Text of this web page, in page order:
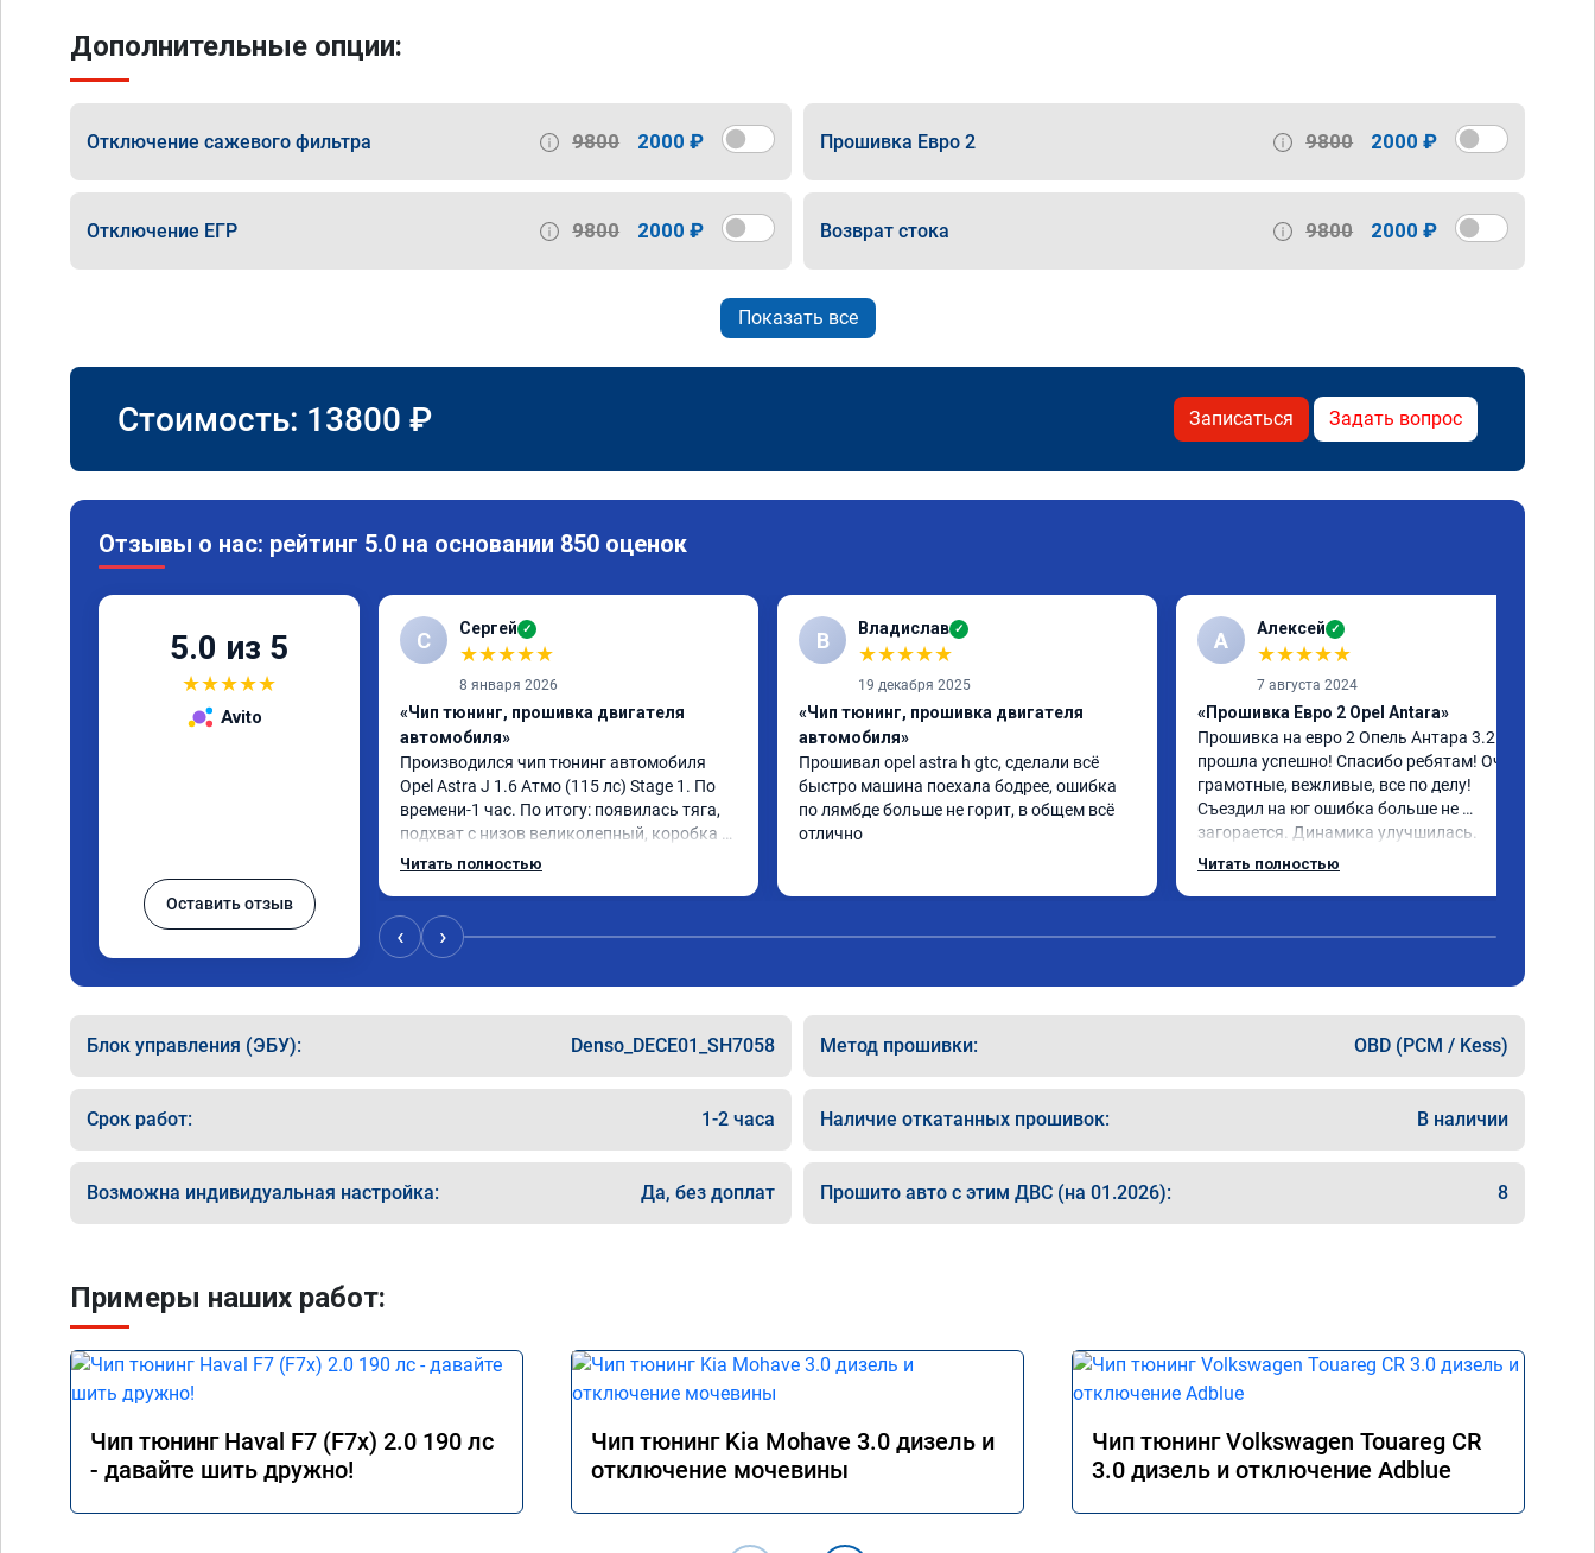
Дополнительные опции:
Отключение сажевого фильтра 9800 2000 ₽ Прошивка Евро 2 9800 2000 ₽
Отключение ЕГР 9800 2000 ₽ Возврат стока 9800 2000 ₽
Показать все
Стоимость: 13800 ₽ Записаться Задать вопрос
Отзывы о нас: рейтинг 5.0 на основании 850 оценок
5.0 из 5
★★★★★
Avito
Оставить отзыв
С Сергей ✓
★★★★★
8 января 2026
«Чип тюнинг, прошивка двигателя
автомобиля»
Производился чип тюнинг автомобиля
Opel Astra J 1.6 Атмо (115 лс) Stage 1. По
времени-1 час. По итогу: появилась тяга,
подхват с низов великолепный, коробка
стала работать плавнее. На трассе
Вообщем доволен как слон )))
Рекомендую компанию!
Читать полностью
В Владислав ✓
★★★★★
19 декабря 2025
«Чип тюнинг, прошивка двигателя
автомобиля»
Прошивал opel astra h gtc, сделали всё
быстро машина поехала бодрее, ошибка
по лямбде больше не горит, в общем всё
отлично
А Алексей ✓
★★★★★
7 августа 2024
«Прошивка Евро 2 Opel Antara»
Прошивка на евро 2 Опель Антара 3.2
прошла успешно! Спасибо ребятам! Очень
грамотные, вежливые, все по делу!
Съездил на юг ошибка больше не
загорается. Динамика улучшилась.
Советую данный сервис. Ещё раз
Читать полностью
‹ ›
Блок управления (ЭБУ): Denso_DECE01_SH7058 Метод прошивки: OBD (PCM / Kess)
Срок работ: 1-2 часа Наличие откатанных прошивок: В наличии
Возможна индивидуальная настройка: Да, без доплат Прошито авто с этим ДВС (на 01.2026): 8
Примеры наших работ:
Чип тюнинг Haval F7 (F7x) 2.0 190 лс
- давайте шить дружно!
Чип тюнинг Kia Mohave 3.0 дизель и
отключение мочевины
Чип тюнинг Volkswagen Touareg CR
3.0 дизель и отключение Adblue